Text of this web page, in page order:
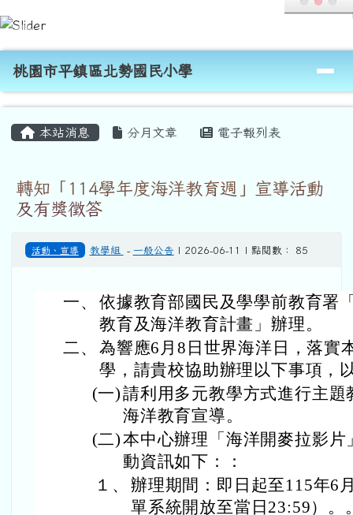
跳至主內容區
桃園市平鎮區北勢國民小學
導覽列
桃園市平鎮區北勢國民小學
本站消息 分月文章 電子報列表
轉知「114學年度海洋教育週」宣導活動
及有獎徵答
活動、宣導 教學組 - 一般公告 | 2026-06-11 | 點閱數： 85
一、 依據教育部國民及學學前教育署
教育及海洋教育計畫」辦理。
二、 為響應6月8日世界海洋日，落實
學，請貴校協助辦理以下事項，
(一)請利用多元教學方式進行主
海洋教育宣導。
(二)本中心辦理「海洋開麥拉影
動資訊如下：：
１、 辦理期間：即日起至115年6
單系統開放至當日23:59）。